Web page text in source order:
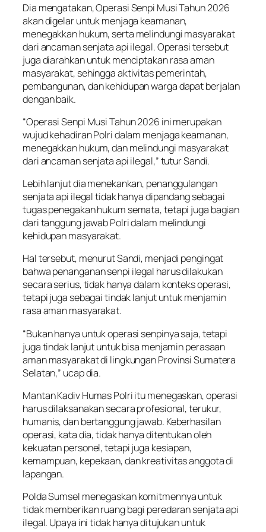
Dia mengatakan, Operasi Senpi Musi Tahun 2026
akan digelar untuk menjaga keamanan,
menegakkan hukum, serta melindungi masyarakat
dari ancaman senjata api ilegal. Operasi tersebut
juga diarahkan untuk menciptakan rasa aman
masyarakat, sehingga aktivitas pemerintah,
pembangunan, dan kehidupan warga dapat berjalan
dengan baik.
“Operasi Senpi Musi Tahun 2026 ini merupakan
wujud kehadiran Polri dalam menjaga keamanan,
menegakkan hukum, dan melindungi masyarakat
dari ancaman senjata api ilegal,” tutur Sandi.
Lebih lanjut dia menekankan, penanggulangan
senjata api ilegal tidak hanya dipandang sebagai
tugas penegakan hukum semata, tetapi juga bagian
dari tanggung jawab Polri dalam melindungi
kehidupan masyarakat.
Hal tersebut, menurut Sandi, menjadi pengingat
bahwa penanganan senpi ilegal harus dilakukan
secara serius, tidak hanya dalam konteks operasi,
tetapi juga sebagai tindak lanjut untuk menjamin
rasa aman masyarakat.
“Bukan hanya untuk operasi senpinya saja, tetapi
juga tindak lanjut untuk bisa menjamin perasaan
aman masyarakat di lingkungan Provinsi Sumatera
Selatan,” ucap dia.
Mantan Kadiv Humas Polri itu menegaskan, operasi
harus dilaksanakan secara profesional, terukur,
humanis, dan bertanggung jawab. Keberhasilan
operasi, kata dia, tidak hanya ditentukan oleh
kekuatan personel, tetapi juga kesiapan,
kemampuan, kepekaan, dan kreativitas anggota di
lapangan.
Polda Sumsel menegaskan komitmennya untuk
tidak memberikan ruang bagi peredaran senjata api
ilegal. Upaya ini tidak hanya ditujukan untuk